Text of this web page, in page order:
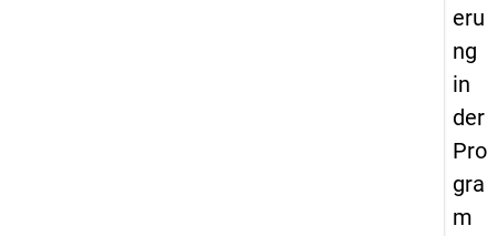
eru
ng
in
der
Pro
gra
m